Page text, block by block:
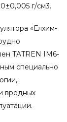
г/см3.
«Елхим-
TATREN IM6-
специально
вредных